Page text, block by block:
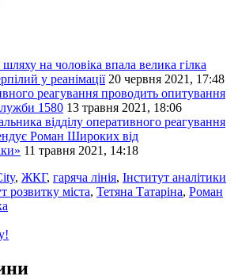
на чоловіка впала велика гілка
у реанімації 20 червня 2021, 17:48
реагування проводить опитування
1580 13 травня 2021, 18:06
відділу оперативного реагування
Роман Широких від
11 травня 2021, 14:18
, ЖКГ, гаряча лінія, Інститут аналітики
розвитку міста, Тетяна Татаріна, Роман